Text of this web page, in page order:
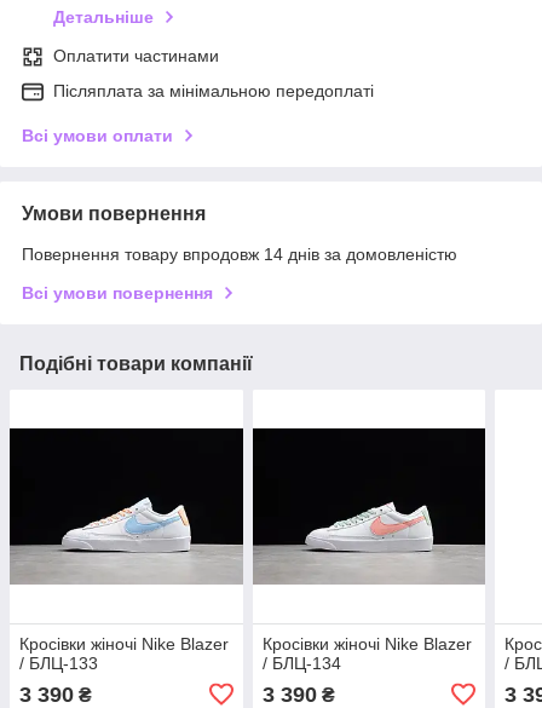
Детальніше
Оплатити частинами
Післяплата за мінімальною передоплаті
Всі умови оплати
Умови повернення
Повернення товару впродовж 14 днів за домовленістю
Всі умови повернення
Подібні товари компанії
Кросівки жіночі Nike Blazer
/ БЛЦ-133
3 390 ₴
Кросівки жіночі Nike Blazer
/ БЛЦ-134
3 390₴
/
3